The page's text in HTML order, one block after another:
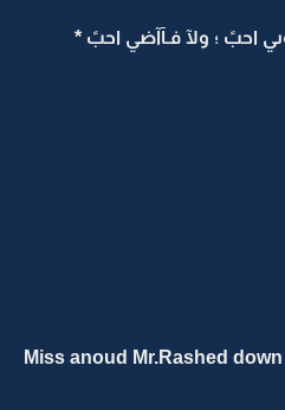
احبً ؛ ولآ فـآآضي احبً *
: Miss anoud Mr.Rashed